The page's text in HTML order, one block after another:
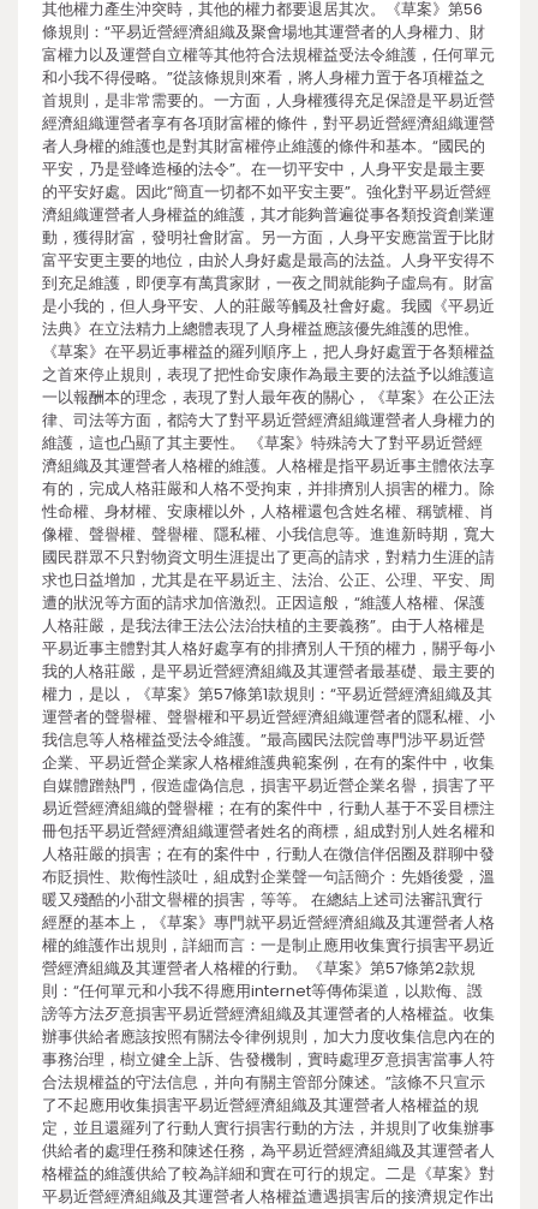
其他權力產生沖突時，其他的權力都要退居其次。《草案》第56
條規則：“平易近營經濟組織及聚會場地其運營者的人身權力、財
富權力以及運營自立權等其他符合法規權益受法令維護，任何單元
和小我不得侵略。”從該條規則來看，將人身權力置于各項權益之
首規則，是非常需要的。一方面，人身權獲得充足保證是平易近營
經濟組織運營者享有各項財富權的條件，對平易近營經濟組織運營
者人身權的維護也是對其財富權停止維護的條件和基本。“國民的
平安，乃是登峰造極的法令”。在一切平安中，人身平安是最主要
的平安好處。因此“簡直一切都不如平安主要”。強化對平易近營經
濟組織運營者人身權益的維護，其才能夠普遍從事各類投資創業運
動，獲得財富，發明社會財富。另一方面，人身平安應當置于比財
富平安更主要的地位，由於人身好處是最高的法益。人身平安得不
到充足維護，即便享有萬貫家財，一夜之間就能夠子虛烏有。財富
是小我的，但人身平安、人的莊嚴等觸及社會好處。我國《平易近
法典》在立法精力上總體表現了人身權益應該優先維護的思惟。
《草案》在平易近事權益的羅列順序上，把人身好處置于各類權益
之首來停止規則，表現了把性命安康作為最主要的法益予以維護這
一以報酬本的理念，表現了對人最年夜的關心，《草案》在公正法
律、司法等方面，都誇大了對平易近營經濟組織運營者人身權力的
維護，這也凸顯了其主要性。 《草案》特殊誇大了對平易近營經
濟組織及其運營者人格權的維護。人格權是指平易近事主體依法享
有的，完成人格莊嚴和人格不受拘束，并排擠別人損害的權力。除
性命權、身材權、安康權以外，人格權還包含姓名權、稱號權、肖
像權、聲譽權、聲譽權、隱私權、小我信息等。進進新時期，寬大
國民群眾不只對物資文明生涯提出了更高的請求，對精力生涯的請
求也日益增加，尤其是在平易近主、法治、公正、公理、平安、周
遭的狀況等方面的請求加倍激烈。正因這般，“維護人格權、保護
人格莊嚴，是我法律王法公法治扶植的主要義務”。由于人格權是
平易近事主體對其人格好處享有的排擠別人干預的權力，關乎每小
我的人格莊嚴，是平易近營經濟組織及其運營者最基礎、最主要的
權力，是以，《草案》第57條第1款規則：“平易近營經濟組織及其
運營者的聲譽權、聲譽權和平易近營經濟組織運營者的隱私權、小
我信息等人格權益受法令維護。”最高國民法院曾專門涉平易近營
企業、平易近營企業家人格權維護典範案例，在有的案件中，收集
自媒體蹭熱門，假造虛偽信息，損害平易近營企業名譽，損害了平
易近營經濟組織的聲譽權；在有的案件中，行動人基于不妥目標注
冊包括平易近營經濟組織運營者姓名的商標，組成對別人姓名權和
人格莊嚴的損害；在有的案件中，行動人在微信伴侶圈及群聊中發
布貶損性、欺侮性談吐，組成對企業聲一句話簡介：先婚後愛，溫
暖又殘酷的小甜文譽權的損害，等等。 在總結上述司法審訊實行
經歷的基本上，《草案》專門就平易近營經濟組織及其運營者人格
權的維護作出規則，詳細而言：一是制止應用收集實行損害平易近
營經濟組織及其運營者人格權的行動。《草案》第57條第2款規
則：“任何單元和小我不得應用internet等傳佈渠道，以欺侮、譭
謗等方法歹意損害平易近營經濟組織及其運營者的人格權益。收集
辦事供給者應該按照有關法令律例規則，加大力度收集信息內在的
事務治理，樹立健全上訴、告發機制，實時處理歹意損害當事人符
合法規權益的守法信息，并向有關主管部分陳述。”該條不只宣示
了不起應用收集損害平易近營經濟組織及其運營者人格權益的規
定，並且還羅列了行動人實行損害行動的方法，并規則了收集辦事
供給者的處理任務和陳述任務，為平易近營經濟組織及其運營者人
格權益的維護供給了較為詳細和實在可行的規定。二是《草案》對
平易近營經濟組織及其運營者人格權益遭遇損害后的接濟規定作出